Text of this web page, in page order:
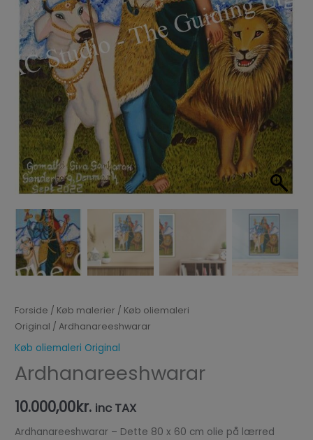
Forside / Køb malerier / Køb oliemaleri
Original / Ardhanareeshwarar
Køb oliemaleri Original
Ardhanareeshwarar
10.000,00kr. inc TAX
Ardhanareeshwarar – Dette 80 x 60 cm olie på lærred